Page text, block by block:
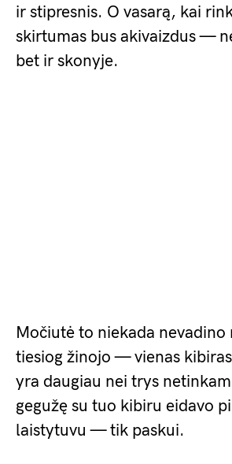
ir stipresnis. O vasarą, kai
skirtumas bus akivaizdus —
bet ir skonyje.
Močiutė to niekada
tiesiog žinojo — vienas
yra daugiau nei trys
gegužę su tuo kibiru eidavo
laistytuvu — tik paskui.